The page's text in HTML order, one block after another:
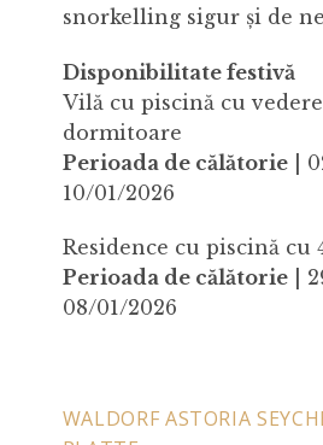
snorkelling sigur și de
Disponibilitate festivă
Vilă cu piscină cu
dormitoare
Perioada de călătorie|
10/01/2026
Residence cu piscină cu
Perioada de călătorie|
08/01/2026
WALDORF ASTORIA